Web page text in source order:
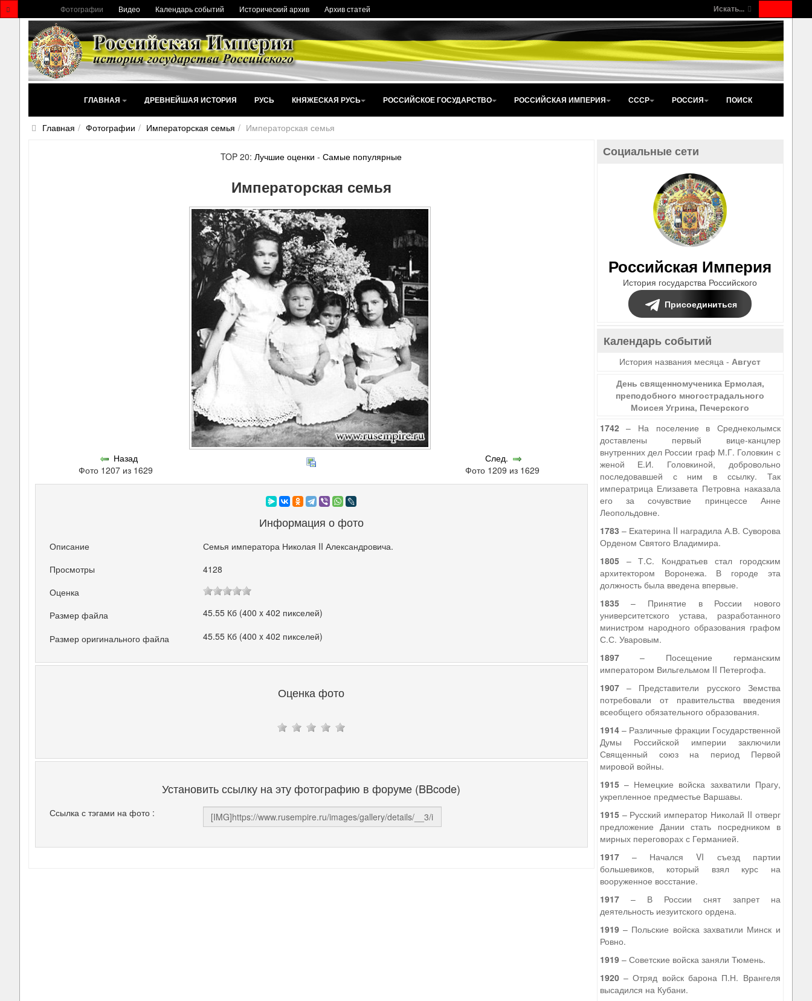
Искать...
Фотографии Видео Календарь событий Исторический архив Архив статей
ГЛАВНАЯ ДРЕВНЕЙШАЯ ИСТОРИЯ РУСЬ КНЯЖЕСКАЯ РУСЬ РОССИЙСКОЕ ГОСУДАРСТВО РОССИЙСКАЯ ИМПЕРИЯ СССР РОССИЯ ПОИСК
Главная Фотографии Императорская семья Императорская семья
TOP 20:Лучшие оценки -Самые популярные
Императорская семья
Назад
Фото 1207 из 1629
След.
Фото 1209 из 1629
Информация о фото
Описание
Семья императора Николая II Александровича.
Просмотры
4128
Оценка
Размер файла
45.55 Кб (400 x 402 пикселей)
Размер оригинального файла 45.55 Кб (400 x 402 пикселей)
Оценка фото
Установить ссылку на эту фотографию в форуме (BBcode)
Ссылка с тэгами на фото :
Социальные сети
Российская Империя
История государства Российского
Присоединиться
Календарь событий
История названия месяца -Август
День священномученика Ермолая,
преподобного многострадального
Моисея Угрина, Печерского
1742– На поселение в Среднеколымск
доставлены первый вице-канцлер
внутренних дел России граф М.Г. Головкин с
женой Е.И. Головкиной, добровольно
последовавшей с ним в ссылку. Так
императрица Елизавета Петровна наказала
его за сочувствие принцессе Анне
Леопольдовне.
1783 – Екатерина II наградила А.В. Суворова
Орденом Святого Владимира.
1805– Т.С. Кондратьев стал городским
архитектором Воронежа. В городе эта
должность была введена впервые.
1835– Принятие в России нового
университетского устава, разработанного
министром народного образования графом
С.С. Уваровым.
1897– Посещение германским
императором Вильгельмом II Петергофа.
1907– Представители русского Земства
потребовали от правительства введения
всеобщего обязательного образования.
1914– Различные фракции Государственной
Думы Российской империи заключили
Священный союз на период Первой
мировой войны.
1915– Немецкие войска захватили Прагу,
укрепленное предместье Варшавы.
1915– Русский император Николай II отверг
предложение Дании стать посредником в
мирных переговорах с Германией.
1917– Начался VI съезд партии
большевиков, который взял курс на
вооруженное восстание.
1917– В России снят запрет на
деятельность иезуитского ордена.
1919– Польские войска захватили Минск и
Ровно.
1919– Советские войска заняли Тюмень.
1920– Отряд войск барона П.Н. Врангеля
высадился на Кубани.